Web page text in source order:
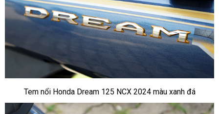
Tem nổi Honda Dream 125 NCX 2024 màu xanh đá